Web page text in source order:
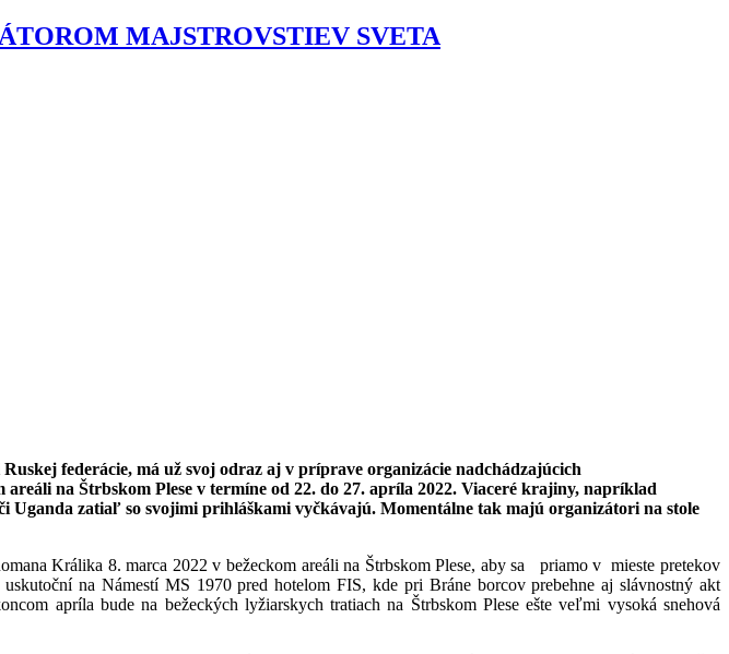
MAJSTROVSTIEV SVETA
federácie, má už svoj odraz aj v príprave organizácie nadchádzajúcich
na Štrbskom Plese v termíne od 22. do 27. apríla 2022. Viaceré krajiny, napríklad
zatiaľ so svojimi prihláškami vyčkávajú. Momentálne tak majú organizátori na stole
Králika 8. marca 2022 v bežeckom areáli na Štrbskom Plese, aby sa
priamo v mieste pretekov
na Námestí MS 1970 pred hotelom FIS, kde pri Bráne borcov prebehne aj slávnostný akt
apríla bude na bežeckých lyžiarskych tratiach na Štrbskom Plese ešte veľmi vysoká snehová